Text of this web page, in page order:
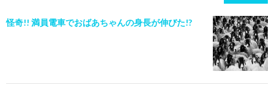
怪奇!! 満員電車でおばあちゃんの身長が伸びた!?